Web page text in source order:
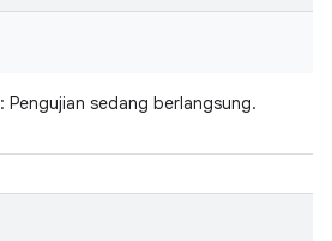
: Pengujian sedang berlangsung.